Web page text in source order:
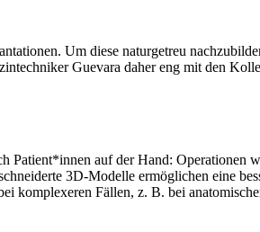
Um diese naturgetreu
Guevara daher eng mit den
auf der Hand: Operationen
3D-Modelle ermöglichen eine
komplexeren Fällen, z. B. bei